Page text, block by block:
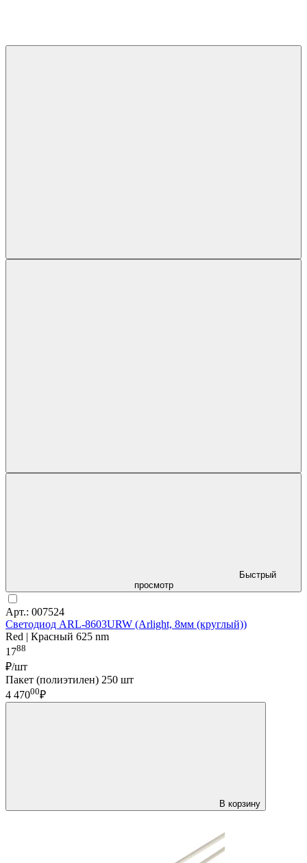
Быстрый
просмотр
Арт.: 007524
Светодиод ARL-8603URW (Arlight, 8мм (круглый))
Red | Красный 625 nm
1788
₽/шт
Пакет (полиэтилен) 250 шт
4 47000₽
В корзину